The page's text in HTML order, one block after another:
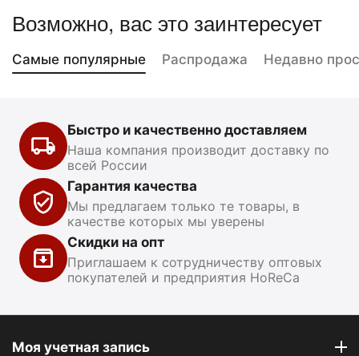
Возможно, вас это заинтересует
Самые популярные Распродажа Недавно
Быстро и качественно доставляем
Наша компания производит доставку по
всей России
Гарантия качества
Мы предлагаем только те товары, в
качестве которых мы уверены
Скидки на опт
Приглашаем к сотрудничеству оптовых
покупателей и предприятия HoReCa
Моя учетная запись